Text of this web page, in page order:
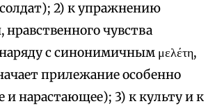
2) к упражнению
нравственного чувства
с синонимичным μελέτη,
прилежание особенно
и нарастающее); 3) к культу и к